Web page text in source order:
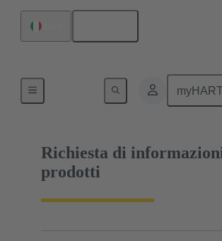
19 62 824 0528
Richiesta di
prodotti